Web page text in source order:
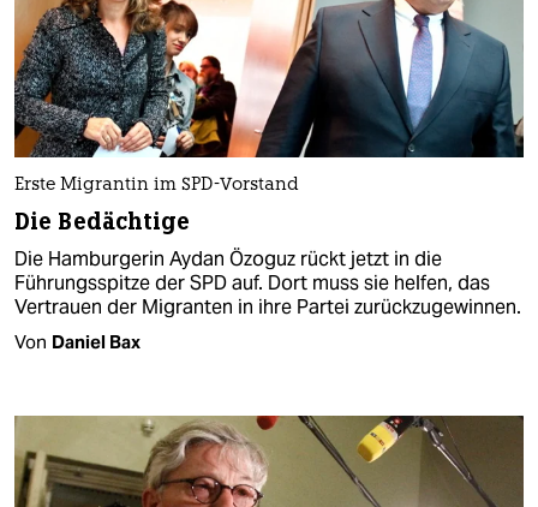
Erste Migrantin im SPD-Vorstand
Die Bedächtige
Die Hamburgerin Aydan Özoguz rückt jetzt in die
Führungsspitze der SPD auf. Dort muss sie helfen, das
Vertrauen der Migranten in ihre Partei zurückzugewinnen.
Von Daniel Bax